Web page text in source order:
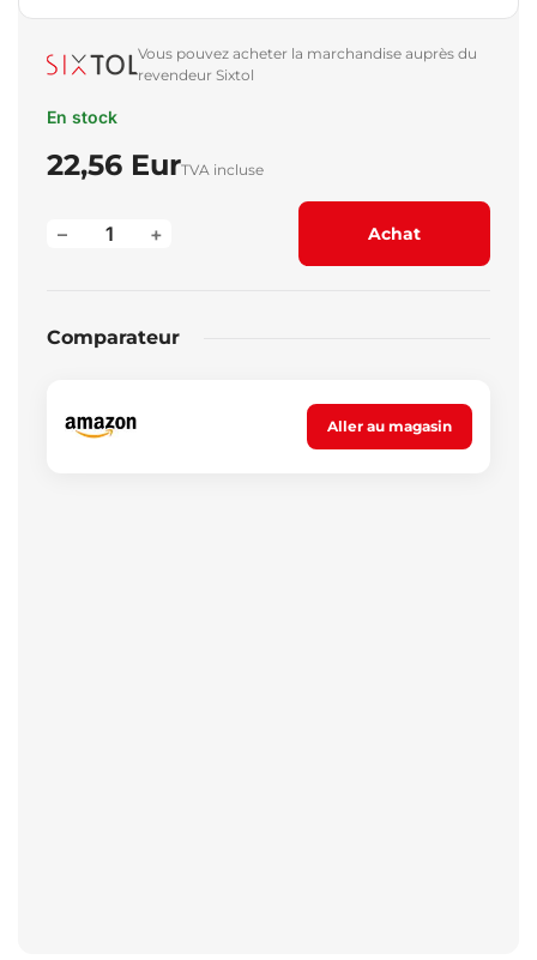
Vous pouvez acheter la marchandise auprès du
revendeur Sixtol
En stock
22,56 EurTVA incluse
+
– Achat
Comparateur
Aller au magasin